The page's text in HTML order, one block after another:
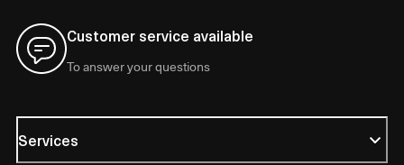
Customer service available
To answer your questions
Services